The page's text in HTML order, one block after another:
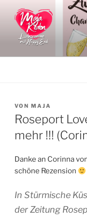
Inhalt
springen
MAJA
VERÖFFENTLICHT
AM
VON MAJA
Roseport
mehr !!!
Danke an Corinna
schöne Rezension
In Stürmische
der Zeitung